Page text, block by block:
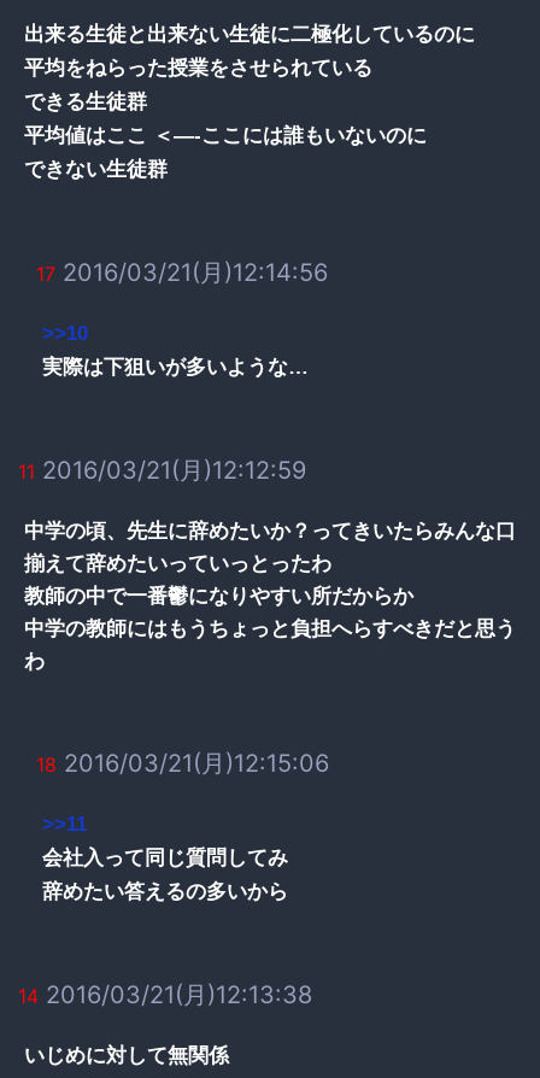
出来る生徒と出来ない生徒に二極化しているのに
平均をねらった授業をさせられている
できる生徒群
平均値はここ ＜—-ここには誰もいないのに
できない生徒群
17 2016/03/21(月)12:14:56
>>10
実際は下狙いが多いような…
11 2016/03/21(月)12:12:59
中学の頃、先生に辞めたいか？ってきいたらみんな口
揃えて辞めたいっていっとったわ
教師の中で一番鬱になりやすい所だからか
中学の教師にはもうちょっと負担へらすべきだと思う
わ
18 2016/03/21(月)12:15:06
>>11
会社入って同じ質問してみ
辞めたい答えるの多いから
14 2016/03/21(月)12:13:38
いじめに対して無関係